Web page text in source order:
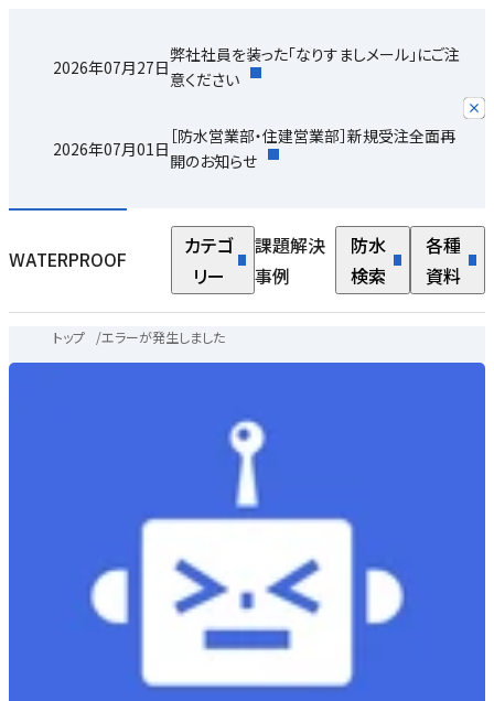
2026年07月27日
弊社社員を装った「なりすましメール」にご注
意ください
2026年07月01日
［防水営業部・住建営業部］新規受注全面再
開のお知らせ
WATERPROOF
カテゴ
リー
課題解決
事例
防水
検索
各種
資料
トップ /エラーが発生しました